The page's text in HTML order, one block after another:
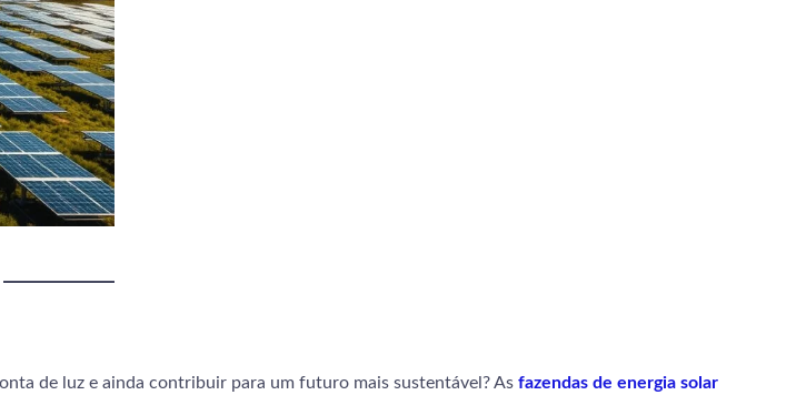
de luz e ainda contribuir para um futuro mais sustentável? As fazendas de energia solar